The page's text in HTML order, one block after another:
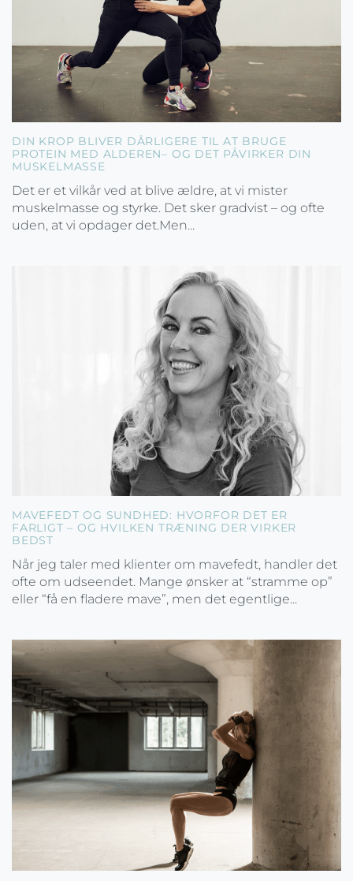
DIN KROP BLIVER DÅRLIGERE TIL AT BRUGE
PROTEIN MED ALDEREN– OG DET PÅVIRKER DIN
MUSKELMASSE
Det er et vilkår ved at blive ældre, at vi mister
muskelmasse og styrke. Det sker gradvist – og ofte
uden, at vi opdager det.Men...
MAVEFEDT OG SUNDHED: HVORFOR DET ER
FARLIGT – OG HVILKEN TRÆNING DER VIRKER
BEDST
Når jeg taler med klienter om mavefedt, handler det
ofte om udseendet. Mange ønsker at “stramme op”
eller “få en fladere mave”, men det egentlige...